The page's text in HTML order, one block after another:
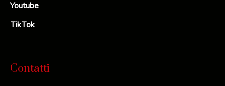
Youtube
TikTok
Contatti